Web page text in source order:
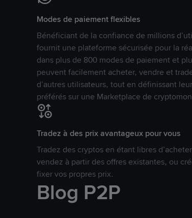
Modes de paiement flexibles
Bénéficiant de la confiance de millions
fournit une plateforme sécurisée pour la
dans plus de 800 modes de paiement et
peuvent facilement acheter, vendre et
d’autres utilisateurs, tout en définissant
préférés sur une Marketplace de
Tradez à des prix avantageux pour vous
Tradez des cryptos en étant libres
vendez à partir des offres existantes, ou
fixer vos propres prix.
Blog P2P